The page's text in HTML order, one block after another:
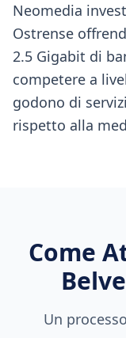
Neomedia
Ostrense
2.5 Gigabit di
competere a
godono di
rispetto alla
Come
Un